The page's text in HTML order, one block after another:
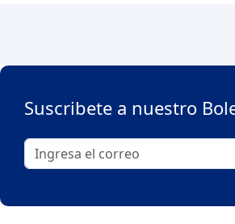
Suscribete a nuestro